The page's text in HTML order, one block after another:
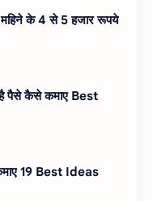
के 4 से 5 हजार रूपये
पैसे कैसे कमाए Best
19 Best Ideas